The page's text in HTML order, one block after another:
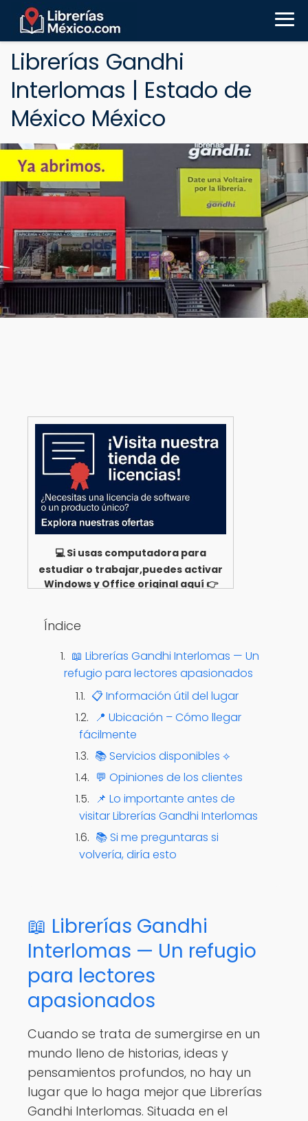
Librerías Gandhi
Interlomas | Estado de
México México
💻 Si usas computadora para
estudiar o trabajar,puedes activar
Windows y Office original aquí 👉
Índice
📖 Librerías Gandhi Interlomas — Un
refugio para lectores apasionados
📋 Información útil del lugar
📍 Ubicación – Cómo llegar
fácilmente
📚 Servicios disponibles ⟡
💬 Opiniones de los clientes
📌 Lo importante antes de
visitar Librerías Gandhi Interlomas
📚 Si me preguntaras si
volvería, diría esto
📖 Librerías Gandhi
Interlomas — Un refugio
para lectores
apasionados
Cuando se trata de sumergirse en un
mundo lleno de historias, ideas y
pensamientos profundos, no hay un
lugar que lo haga mejor que Librerías
Gandhi Interlomas. Situada en el